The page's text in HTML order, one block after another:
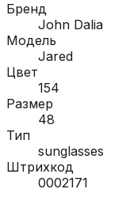
Бренд
John Dalia
Модель
Jared
Цвет
154
Размер
48
Тип
sunglasses
Штрихкод
0002171